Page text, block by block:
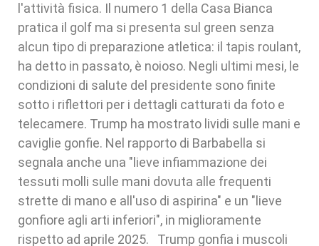
l'attività fisica. Il numero 1 della Casa Bianca
pratica il golf ma si presenta sul green senza
alcun tipo di preparazione atletica: il tapis roulant,
ha detto in passato, è noioso. Negli ultimi mesi, le
condizioni di salute del presidente sono finite
sotto i riflettori per i dettagli catturati da foto e
telecamere. Trump ha mostrato lividi sulle mani e
caviglie gonfie. Nel rapporto di Barbabella si
segnala anche una "lieve infiammazione dei
tessuti molli sulle mani dovuta alle frequenti
strette di mano e all'uso di aspirina" e un "lieve
gonfiore agli arti inferiori", in miglioramente
rispetto ad aprile 2025. Trump gonfia i muscoli